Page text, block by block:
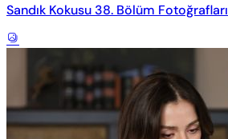
Sandık Kokusu 38. Bölüm Fotoğrafları